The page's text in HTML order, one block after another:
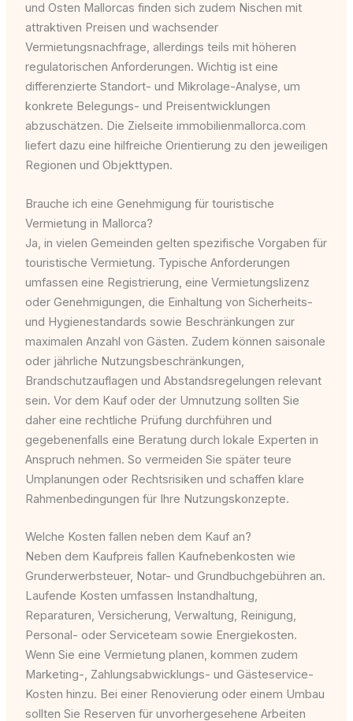
und Osten Mallorcas finden sich zudem Nischen mit
attraktiven Preisen und wachsender
Vermietungsnachfrage, allerdings teils mit höheren
regulatorischen Anforderungen. Wichtig ist eine
differenzierte Standort- und Mikrolage-Analyse, um
konkrete Belegungs- und Preisentwicklungen
abzuschätzen. Die Zielseite immobilienmallorca.com
liefert dazu eine hilfreiche Orientierung zu den jeweiligen
Regionen und Objekttypen.
Brauche ich eine Genehmigung für touristische
Vermietung in Mallorca?
Ja, in vielen Gemeinden gelten spezifische Vorgaben für
touristische Vermietung. Typische Anforderungen
umfassen eine Registrierung, eine Vermietungslizenz
oder Genehmigungen, die Einhaltung von Sicherheits-
und Hygienestandards sowie Beschränkungen zur
maximalen Anzahl von Gästen. Zudem können saisonale
oder jährliche Nutzungsbeschränkungen,
Brandschutzauflagen und Abstandsregelungen relevant
sein. Vor dem Kauf oder der Umnutzung sollten Sie
daher eine rechtliche Prüfung durchführen und
gegebenenfalls eine Beratung durch lokale Experten in
Anspruch nehmen. So vermeiden Sie später teure
Umplanungen oder Rechtsrisiken und schaffen klare
Rahmenbedingungen für Ihre Nutzungskonzepte.
Welche Kosten fallen neben dem Kauf an?
Neben dem Kaufpreis fallen Kaufnebenkosten wie
Grunderwerbsteuer, Notar- und Grundbuchgebühren an.
Laufende Kosten umfassen Instandhaltung,
Reparaturen, Versicherung, Verwaltung, Reinigung,
Personal- oder Serviceteam sowie Energiekosten.
Wenn Sie eine Vermietung planen, kommen zudem
Marketing-, Zahlungsabwicklungs- und Gästeservice-
Kosten hinzu. Bei einer Renovierung oder einem Umbau
sollten Sie Reserven für unvorhergesehene Arbeiten